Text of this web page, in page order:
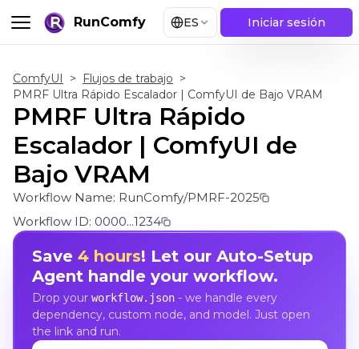
RunComfy ES Iniciar sesión
ComfyUI > Flujos de trabajo >
PMRF Ultra Rápido Escalador | ComfyUI de Bajo VRAM
PMRF Ultra Rápido
Escalador | ComfyUI de
Bajo VRAM
Workflow Name: RunComfy/PMRF-2025
Workflow ID: 0000...1234
Save 4 hours! Let our Auto-Setup
Agent handle your workflow.
Drop your workflow.json- we handle every
dependency, custom node, and model. Just open
the link and run.